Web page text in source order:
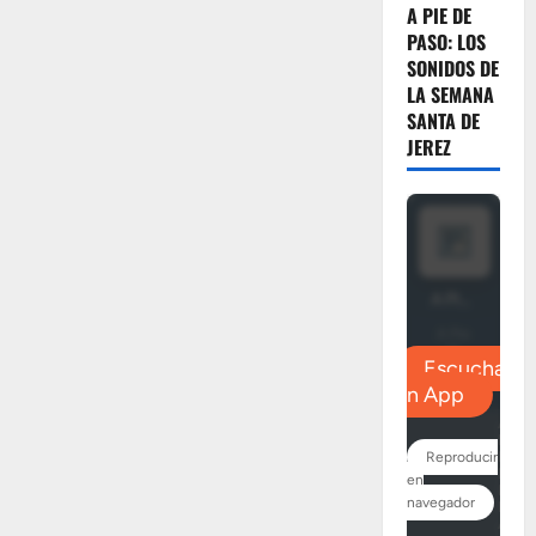
A PIE DE
PASO: LOS
SONIDOS DE
LA SEMANA
SANTA DE
JEREZ